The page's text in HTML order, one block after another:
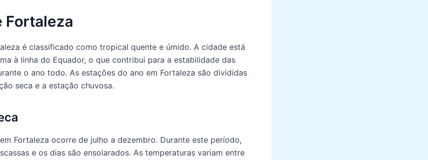
Fortaleza
é classificado como tropical quente e úmido. A cidade está
à linha do Equador, o que contribui para a estabilidade das
o ano todo. As estações do ano em Fortaleza são divididas
seca e a estação chuvosa.
Fortaleza ocorre de julho a dezembro. Durante este período,
e os dias são ensolarados. As temperaturas variam entre